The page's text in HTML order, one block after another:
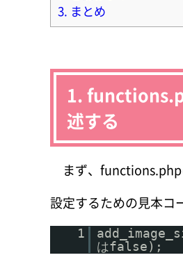
3. まとめ
1.
述する
まず、functions.php
設定するための見本コ
1
はfalse);